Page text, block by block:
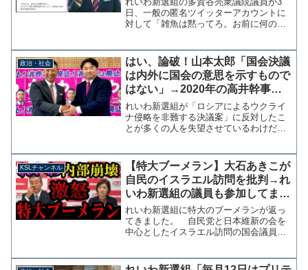
日、一般の匿名ツイッターアカウントに
対して「雑魚は黙ってろ。お前に何の生
の生産性も感じないわ。。。ずっと我慢
してきたが、名前も晒さず...
政治・社会
はい、論破！山本太郎「国会決議
は内外に国会の意思を示すもので
はない」→2020年の高井幹事長
「国際社会に向けての国会の意思
表示」
れいわ新選組が「ロシアによるウクライ
ナ侵略を非難する決議案」に反対したこ
とが多くの人を失望させているわけだ
いる。 どうやら、外部に対しての意思
表示ではないから反対しても...
KSLチャンネル
【特大ブーメラン】大石あきこが
自民のイスラエル訪問を批判→れ
いわ新選組の議員も参加してまし
た！支持者激怒で除名騒動に
【KSLチャンネル】
れいわ新選組に特大のブーメランが返っ
てきました。 自民党と日本維新の会を
中心としたイスラエル訪問の国会議員団
殺し、世界中の人の心を苦しめるイスラ